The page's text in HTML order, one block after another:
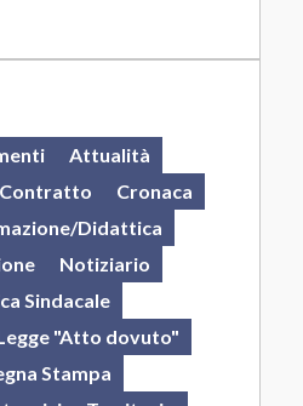
Attualità
Contratto
Cronaca
Didattica
Notiziario
Sindacale
"Atto dovuto"
Stampa